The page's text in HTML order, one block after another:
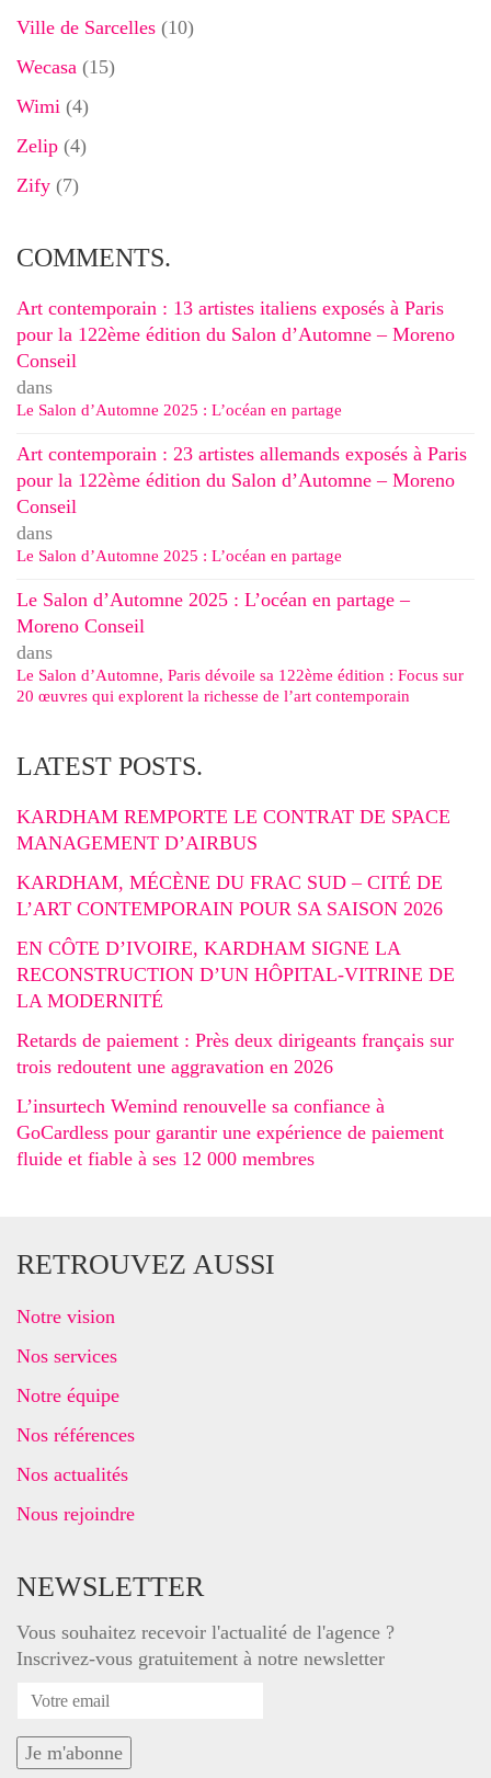
Ville de Sarcelles (10)
Wecasa (15)
Wimi (4)
Zelip (4)
Zify (7)
COMMENTS.
Art contemporain : 13 artistes italiens exposés à Paris
pour la 122ème édition du Salon d’Automne – Moreno
Conseil
dans
Le Salon d’Automne 2025 : L’océan en partage
Art contemporain : 23 artistes allemands exposés à Paris
pour la 122ème édition du Salon d’Automne – Moreno
Conseil
dans
Le Salon d’Automne 2025 : L’océan en partage
Le Salon d’Automne 2025 : L’océan en partage –
Moreno Conseil
dans
Le Salon d’Automne, Paris dévoile sa 122ème édition : Focus sur
20 œuvres qui explorent la richesse de l’art contemporain
LATEST POSTS.
KARDHAM REMPORTE LE CONTRAT DE SPACE
MANAGEMENT D’AIRBUS
KARDHAM, MÉCÈNE DU FRAC SUD – CITÉ DE
L’ART CONTEMPORAIN POUR SA SAISON 2026
EN CÔTE D’IVOIRE, KARDHAM SIGNE LA
RECONSTRUCTION D’UN HÔPITAL-VITRINE DE
LA MODERNITÉ
Retards de paiement : Près deux dirigeants français sur
trois redoutent une aggravation en 2026
L’insurtech Wemind renouvelle sa confiance à
GoCardless pour garantir une expérience de paiement
fluide et fiable à ses 12 000 membres
RETROUVEZ AUSSI
Notre vision
Nos services
Notre équipe
Nos références
Nos actualités
Nous rejoindre
NEWSLETTER
Vous souhaitez recevoir l'actualité de l'agence ?
Inscrivez-vous gratuitement à notre newsletter